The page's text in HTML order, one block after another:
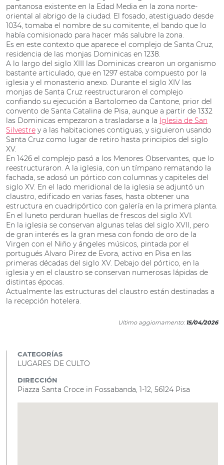
pantanosa existente en la Edad Media en la zona norte-
oriental al abrigo de la ciudad. El fosado, atestiguado desde
1034, tomaba el nombre de su comitente, el bando que lo
había comisionado para hacer más salubre la zona.
Es en este contexto que aparece el complejo de Santa Cruz,
residencia de las monjas Dominicas en 1238.
A lo largo del siglo XIII las Dominicas crearon un organismo
bastante articulado, que en 1297 estaba compuesto por la
iglesia y el monasterio anexo. Durante el siglo XIV las
monjas de Santa Cruz reestructuraron el complejo
confiando su ejecución a Bartolomeo da Cantone, prior del
convento de Santa Catalina de Pisa, aunque a partir de 1332
las Dominicas empezaron a trasladarse a la Iglesia de San
Silvestre y a las habitaciones contiguas, y siguieron usando
Santa Cruz como lugar de retiro hasta principios del siglo
XV.
En 1426 el complejo pasó a los Menores Observantes, que lo
reestructuraron. A la iglesia, con un tímpano rematando la
fachada, se adosó un pórtico con columnas y capiteles del
siglo XV. En el lado meridional de la iglesia se adjuntó un
claustro, edificado en varias fases, hasta obtener una
estructura en cuadripórtico con galería en la primera planta.
En el luneto perduran huellas de frescos del siglo XVI.
En la iglesia se conservan algunas telas del siglo XVII, pero
de gran interés es la gran mesa con fondo de oro de la
Virgen con el Niño y ángeles músicos, pintada por el
portugués Alvaro Pirez de Evora, activo en Pisa en las
primeras décadas del siglo XV. Debajo del pórtico, en la
iglesia y en el claustro se conservan numerosas lápidas de
distintas épocas.
Actualmente las estructuras del claustro están destinadas a
la recepción hotelera.
Ultimo aggiornamento: 15/04/2026
CATEGORÍAS
LUGARES DE CULTO
DIRECCIÓN
Piazza Santa Croce in Fossabanda, 1-12, 56124 Pisa